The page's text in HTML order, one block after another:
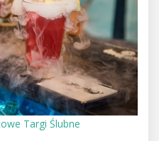
Targi Ślubne